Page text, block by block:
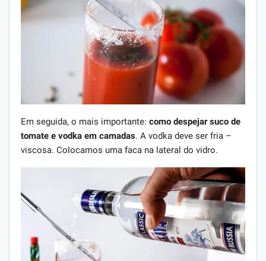
Em seguida, o mais importante: como despejar suco de
tomate e vodka em camadas. A vodka deve ser fria –
viscosa. Colocamos uma faca na lateral do vidro.